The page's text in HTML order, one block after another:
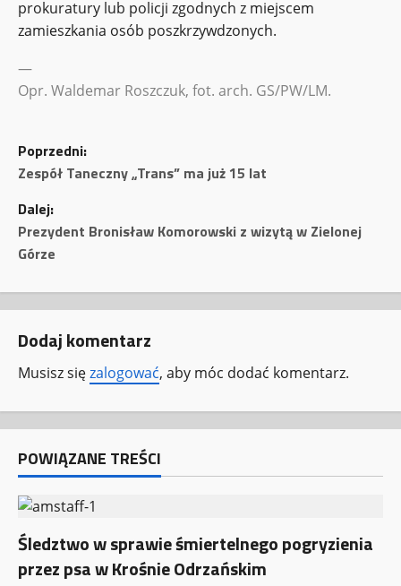
prokuratury lub policji zgodnych z miejscem
zamieszkania osób poszkrzywdzonych.
—
Opr. Waldemar Roszczuk, fot. arch. GS/PW/LM.
Z
o
b
a
c
z
w
p
i
s
y
Poprzedni:
Zespół Taneczny „Trans” ma już 15 lat
Dalej:
Prezydent Bronisław Komorowski z wizytą w Zielonej
Górze
Dodaj komentarz
Musisz sięzalogować, aby móc dodać komentarz.
POWIĄZANE TREŚCI
Śledztwo w sprawie śmiertelnego pogryzienia
przez psa w Krośnie Odrzańskim